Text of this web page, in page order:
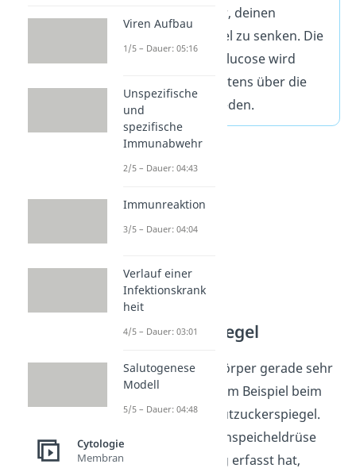
einiges schwerer, deinen
Blutzuckerspiegel zu senken. Die
überschüssige Glucose wird
letztendlich meistens über die
Blase ausgeschieden.
Niedriger
Blutzuckerspiegel
Verbraucht dein Körper gerade sehr
viel Energie, wie zum Beispiel beim
Sport, sinkt der Blutzuckerspiegel.
Sobald deine Bauchspeicheldrüse
diese Veränderung erfasst hat,
Viren Aufbau
1/5 – Dauer: 05:16
Unspezifische
und
spezifische
Immunabwehr
2/5 – Dauer: 04:43
Immunreaktion
3/5 – Dauer: 04:04
Verlauf einer
Infektionskrank
heit
4/5 – Dauer: 03:01
Salutogenese
Modell
5/5 – Dauer: 04:48
Cytologie
Membran